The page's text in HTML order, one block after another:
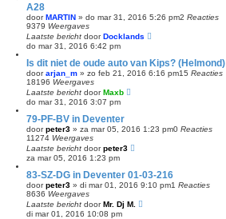
A28
doorMARTIN » do mar 31, 2016 5:26 pm2 Reacties
9379 Weergaves
Laatste bericht doorDocklands
do mar 31, 2016 6:42 pm
Is dit niet de oude auto van Kips? (Helmond)
doorarjan_m » zo feb 21, 2016 6:16 pm15 Reacties
18196 Weergaves
Laatste bericht doorMaxb
do mar 31, 2016 3:07 pm
79-PF-BV in Deventer
doorpeter3 » za mar 05, 2016 1:23 pm0 Reacties
11274 Weergaves
Laatste bericht doorpeter3
za mar 05, 2016 1:23 pm
83-SZ-DG in Deventer 01-03-216
doorpeter3 » di mar 01, 2016 9:10 pm1 Reacties
8636 Weergaves
Laatste bericht doorMr. Dj M.
di mar 01, 2016 10:08 pm